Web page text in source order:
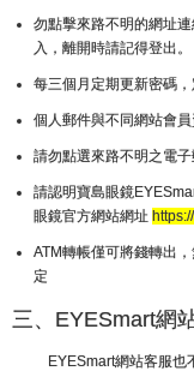
勿點擊來路不明的網址
入，離開時請記得登出。
每三個月定期更新密碼
個人郵件與不同網站會員
請勿點選來路不明之電
請認明寶島眼鏡
眼鏡官方網站網址
ATM轉帳僅可將錢轉出
定
三、EYESmart網
EYESmart網站客服也